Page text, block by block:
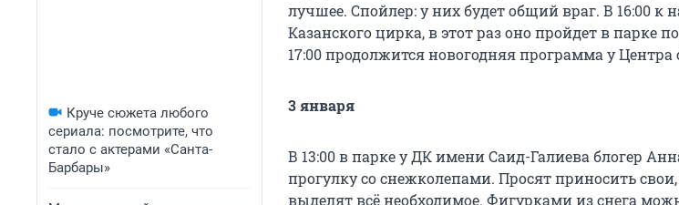
Круче сюжета любого
сериала: посмотрите, что
стало с актерами «Санта-
Барбары»
лучшее. Спойлер: у них будет общий враг. В 16:00 к
Казанского цирка, в этот раз оно пройдет в парке
17:00 продолжится новогодняя программа у Центра
3 января
В 13:00 в парке у ДК имени Саид-Галиева блогер
прогулку со снежколепами. Просят приносить
выделят всё необходимое. Фигурками из снега